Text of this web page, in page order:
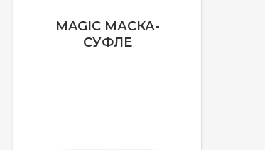
MAGIC МАСКА-
СУФЛЕ